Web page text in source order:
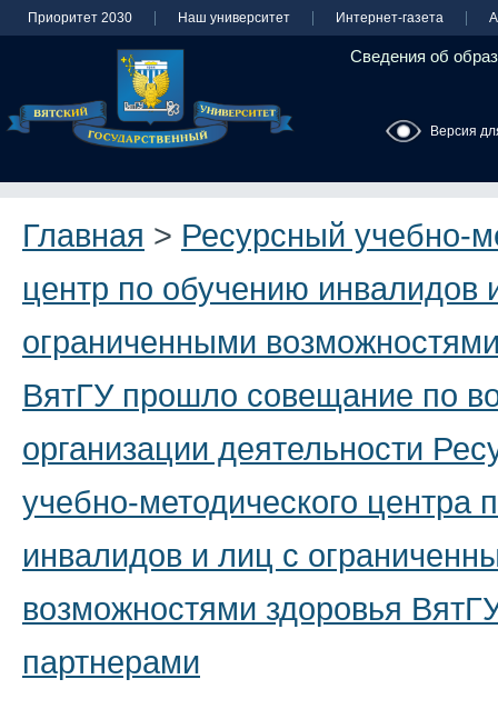
Приоритет 2030 Наш университет Интернет-газета
Сведения об
Версия
Главная > Ресурсный учебно-
центр по обучению инвалидов
ограниченными
ВятГУ прошло совещание по
организации деятельности
учебно-методического центра
инвалидов и лиц с
возможностями здоровья
партнерами